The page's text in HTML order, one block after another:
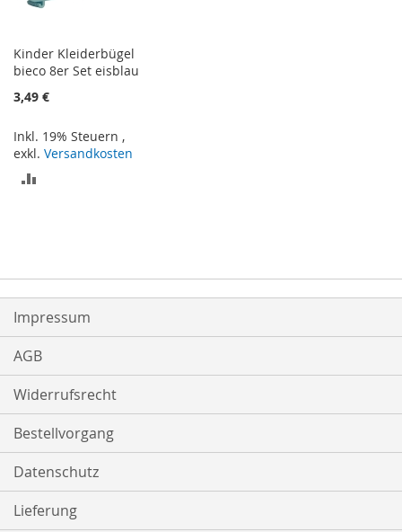
Kinder Kleiderbügel
bieco 8er Set eisblau
3,49 €
Inkl. 19% Steuern ,
exkl. Versandkosten
Impressum
AGB
Widerrufsrecht
Bestellvorgang
Datenschutz
Lieferung